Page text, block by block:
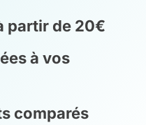
partir de 20€
à vos
comparés